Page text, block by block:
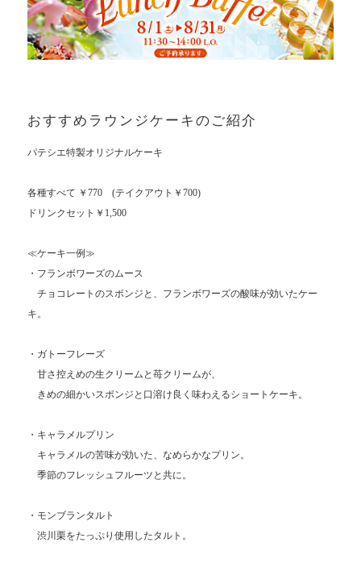
おすすめラウンジケーキのご紹介
パテシエ特製オリジナルケーキ
各種すべて ￥770 (テイクアウト￥700)
ドリンクセット￥1,500
≪ケーキ一例≫
・フランボワーズのムース
チョコレートのスポンジと、フランボワーズの酸味が効いたケー
キ。
・ガトーフレーズ
甘さ控えめの生クリームと苺クリームが、
きめの細かいスポンジと口溶け良く味わえるショートケーキ。
・キャラメルプリン
キャラメルの苦味が効いた、なめらかなプリン。
季節のフレッシュフルーツと共に。
・モンブランタルト
渋川栗をたっぷり使用したタルト。